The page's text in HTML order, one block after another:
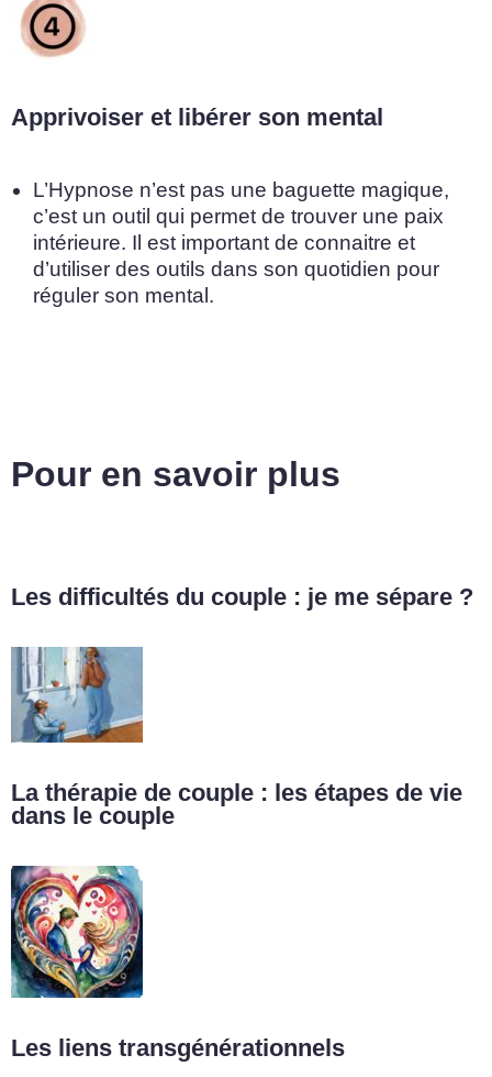
Apprivoiser et libérer son mental
L’Hypnose n’est pas une baguette magique,
c’est un outil qui permet de trouver une paix
intérieure. Il est important de connaitre et
d’utiliser des outils dans son quotidien pour
réguler son mental.
Pour en savoir plus
Les difficultés du couple : je me sépare ?
La thérapie de couple : les étapes de vie
dans le couple
Les liens transgénérationnels